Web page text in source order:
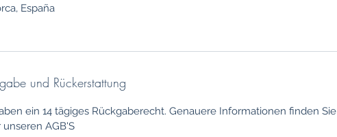
España
und Rückerstattung
ein 14 tägiges Rückgaberecht. Genauere Informationen finden Sie
unseren AGB'S